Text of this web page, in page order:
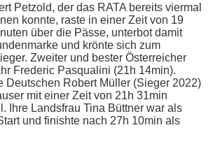
Petzold, der das RATA bereits viermal
konnte, raste in einer Zeit von 19
über die Pässe, unterbot damit
und krönte sich zum
Zweiter und bester Österreicher
Frederic Pasqualini (21h 14min).
Deutschen Robert Müller (Sieger 2022)
mit einer Zeit von 21h 31min
Ihre Landsfrau Tina Büttner war als
und finishte nach 27h 10min als